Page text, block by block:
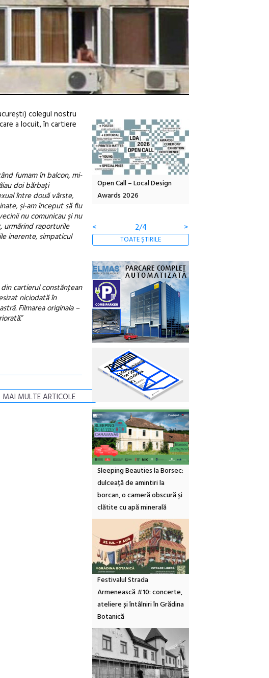
colegul nostru
a locuit, în cartiere
fumam în balcon, mi-
doi bărbaţi
între două vârste,
şi-am început să fiu
nu comunicau şi nu
urmărind raporturile
inerente, simpaticul
cartierul constănţean
niciodată în
Filmarea originala –
“
MAI MULTE ARTICOLE
POELANDA – parc
și co-creație
Open Call – Local Design
Awards 2026
<
3/4 >
TOATE ȘTIRILE
Sleeping Beauties la Borsec:
dulceață de amintiri la
borcan, o cameră obscură și
clătite cu apă minerală
Festivalul Strada
Armenească #10: concerte,
ateliere și întâlniri în Grădina
Botanică